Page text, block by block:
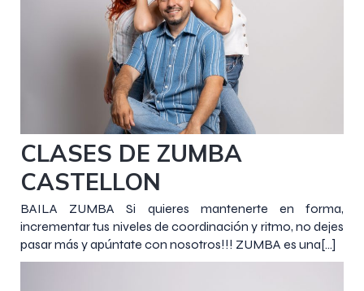
CLASES DE ZUMBA
CASTELLON
BAILA ZUMBA Si quieres mantenerte en forma,
incrementar tus niveles de coordinación y ritmo, no dejes
pasar más y apúntate con nosotros!!! ZUMBA es una[…]